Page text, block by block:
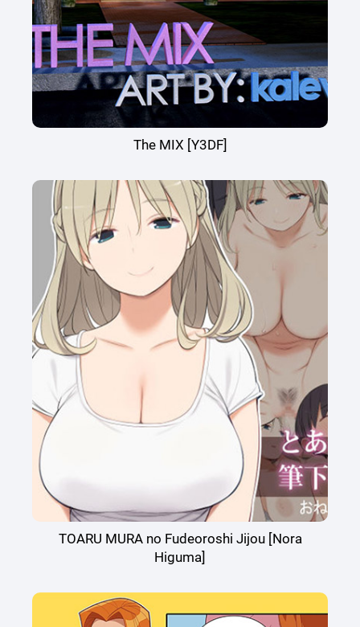
The MIX [Y3DF]
TOARU MURA no Fudeoroshi Jijou [Nora
Higuma]